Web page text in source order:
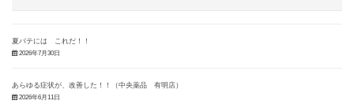
夏バテには これだ！！
2026年7月30日
あらゆる症状が、改善した！！（中央薬品 有明店）
2026年6月11日